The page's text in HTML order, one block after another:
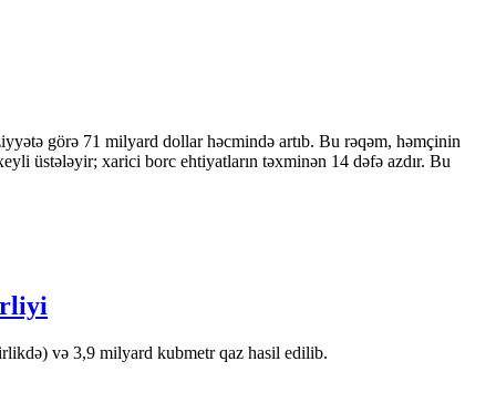
görə 71 milyard dollar həcmində artıb. Bu rəqəm, həmçinin
üstələyir; xarici borc ehtiyatların təxminən 14 dəfə azdır. Bu
və 3,9 milyard kubmetr qaz hasil edilib.